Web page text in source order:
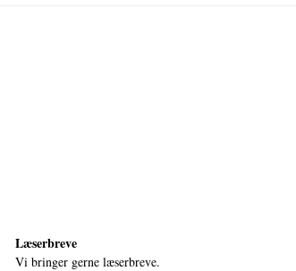
Læserbreve
Vi bringer gerne læserbreve.